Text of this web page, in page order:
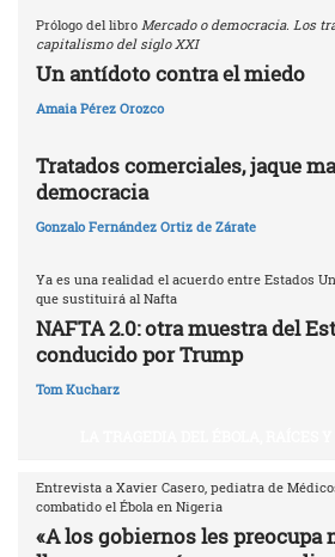
Prólogo del libro Mercado o democracia. Los
capitalismo del siglo XXI
Un antídoto contra el miedo
Amaia Pérez Orozco
Tratados comerciales, jaque
democracia
Gonzalo Fernández Ortiz de Zárate
Ya es una realidad el acuerdo entre Estados
que sustituirá al Nafta
NAFTA 2.0: otra muestra del
conducido por Trump
Tom Kucharz
Entrevista a Xavier Casero, pediatra de
combatido el Ébola en Nigeria
«A los gobiernos les preocupa